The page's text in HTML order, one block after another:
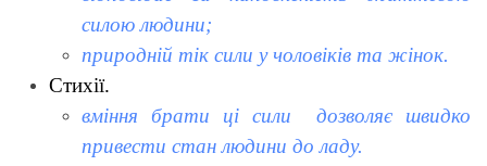
силою людини;
природній тік сили у чоловіків та жінок.
Стихії.
вміння брати ці сили дозволяє швидко
привести стан людини до ладу.